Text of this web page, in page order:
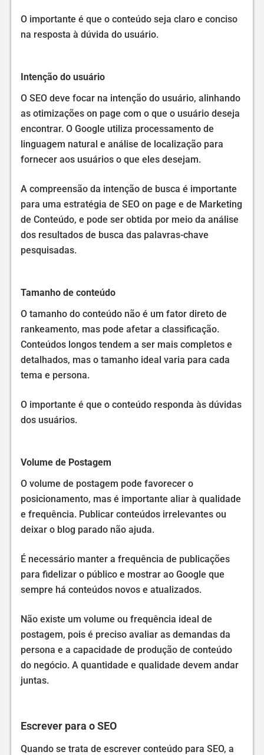
O importante é que o conteúdo seja claro e conciso
na resposta à dúvida do usuário.
Intenção do usuário
O SEO deve focar na intenção do usuário, alinhando
as otimizações on page com o que o usuário deseja
encontrar. O Google utiliza processamento de
linguagem natural e análise de localização para
fornecer aos usuários o que eles desejam.
A compreensão da intenção de busca é importante
para uma estratégia de SEO on page e de Marketing
de Conteúdo, e pode ser obtida por meio da análise
dos resultados de busca das palavras-chave
pesquisadas.
Tamanho de conteúdo
O tamanho do conteúdo não é um fator direto de
rankeamento, mas pode afetar a classificação.
Conteúdos longos tendem a ser mais completos e
detalhados, mas o tamanho ideal varia para cada
tema e persona.
O importante é que o conteúdo responda às dúvidas
dos usuários.
Volume de Postagem
O volume de postagem pode favorecer o
posicionamento, mas é importante aliar à qualidade
e frequência. Publicar conteúdos irrelevantes ou
deixar o blog parado não ajuda.
É necessário manter a frequência de publicações
para fidelizar o público e mostrar ao Google que
sempre há conteúdos novos e atualizados.
Não existe um volume ou frequência ideal de
postagem, pois é preciso avaliar as demandas da
persona e a capacidade de produção de conteúdo
do negócio. A quantidade e qualidade devem andar
juntas.
Escrever para o SEO
Quando se trata de escrever conteúdo para SEO, a